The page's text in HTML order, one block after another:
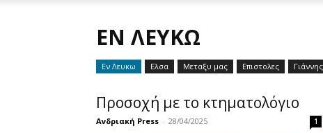
ΕΝ ΛΕΥΚΩ
Εν Λευκω Ελσα Μεταξυ μας Επιστολες
Προσοχή με το κτηματολόγιο
Ανδριακή Press - 28/04/2025 1